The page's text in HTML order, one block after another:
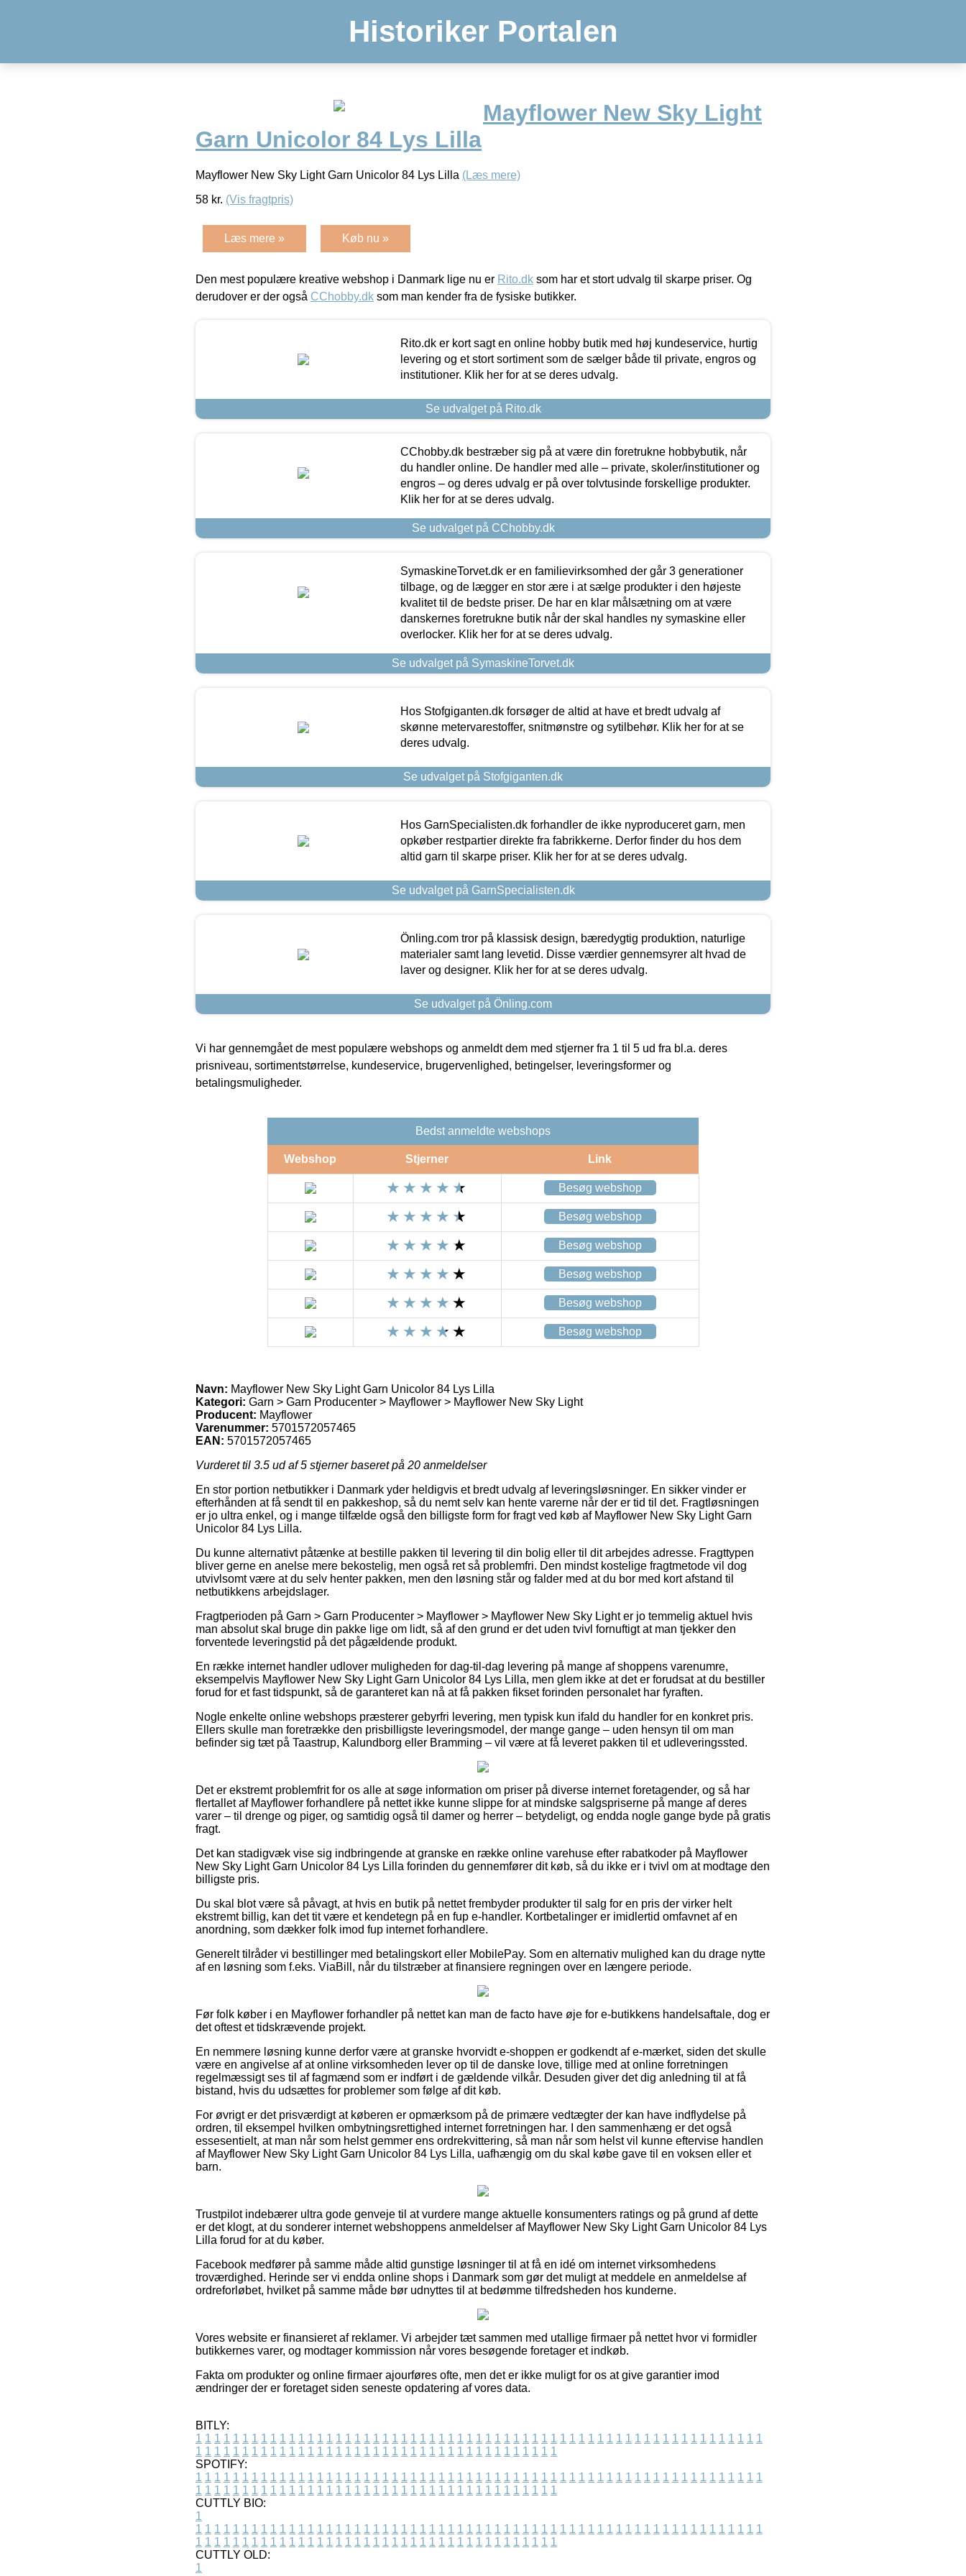
Historiker Portalen
Mayflower New Sky Light
Garn Unicolor 84 Lys Lilla
Mayflower New Sky Light Garn Unicolor 84 Lys Lilla (Læs mere)
58 kr. (Vis fragtpris)
Læs mere » Køb nu »
Den mest populære kreative webshop i Danmark lige nu er Rito.dk som har et stort udvalg til skarpe priser. Og
derudover er der også CChobby.dk som man kender fra de fysiske butikker.
Rito.dk er kort sagt en online hobby butik med høj kundeservice, hurtig
levering og et stort sortiment som de sælger både til private, engros og
institutioner. Klik her for at se deres udvalg.
Se udvalget på Rito.dk
CChobby.dk bestræber sig på at være din foretrukne hobbybutik, når
du handler online. De handler med alle – private, skoler/institutioner og
engros – og deres udvalg er på over tolvtusinde forskellige produkter.
Klik her for at se deres udvalg.
Se udvalget på CChobby.dk
SymaskineTorvet.dk er en familievirksomhed der går 3 generationer
tilbage, og de lægger en stor ære i at sælge produkter i den højeste
kvalitet til de bedste priser. De har en klar målsætning om at være
danskernes foretrukne butik når der skal handles ny symaskine eller
overlocker. Klik her for at se deres udvalg.
Se udvalget på SymaskineTorvet.dk
Hos Stofgiganten.dk forsøger de altid at have et bredt udvalg af
skønne metervarestoffer, snitmønstre og sytilbehør. Klik her for at se
deres udvalg.
Se udvalget på Stofgiganten.dk
Hos GarnSpecialisten.dk forhandler de ikke nyproduceret garn, men
opkøber restpartier direkte fra fabrikkerne. Derfor finder du hos dem
altid garn til skarpe priser. Klik her for at se deres udvalg.
Se udvalget på GarnSpecialisten.dk
Önling.com tror på klassisk design, bæredygtig produktion, naturlige
materialer samt lang levetid. Disse værdier gennemsyrer alt hvad de
laver og designer. Klik her for at se deres udvalg.
Se udvalget på Önling.com
Vi har gennemgået de mest populære webshops og anmeldt dem med stjerner fra 1 til 5 ud fra bl.a. deres
prisniveau, sortimentstørrelse, kundeservice, brugervenlighed, betingelser, leveringsformer og
betalingsmuligheder.
Bedst anmeldte webshops
Webshop Stjerner Link
Besøg webshop
Besøg webshop
Besøg webshop
Besøg webshop
Besøg webshop
Besøg webshop
Navn: Mayflower New Sky Light Garn Unicolor 84 Lys Lilla
Kategori: Garn > Garn Producenter > Mayflower > Mayflower New Sky Light
Producent: Mayflower
Varenummer: 5701572057465
EAN: 5701572057465
Vurderet til 3.5 ud af 5 stjerner baseret på 20 anmeldelser
En stor portion netbutikker i Danmark yder heldigvis et bredt udvalg af leveringsløsninger. En sikker vinder er
efterhånden at få sendt til en pakkeshop, så du nemt selv kan hente varerne når der er tid til det. Fragtløsningen
er jo ultra enkel, og i mange tilfælde også den billigste form for fragt ved køb af Mayflower New Sky Light Garn
Unicolor 84 Lys Lilla.
Du kunne alternativt påtænke at bestille pakken til levering til din bolig eller til dit arbejdes adresse. Fragttypen
bliver gerne en anelse mere bekostelig, men også ret så problemfri. Den mindst kostelige fragtmetode vil dog
utvivlsomt være at du selv henter pakken, men den løsning står og falder med at du bor med kort afstand til
netbutikkens arbejdslager.
Fragtperioden på Garn > Garn Producenter > Mayflower > Mayflower New Sky Light er jo temmelig aktuel hvis
man absolut skal bruge din pakke lige om lidt, så af den grund er det uden tvivl fornuftigt at man tjekker den
forventede leveringstid på det pågældende produkt.
En række internet handler udlover muligheden for dag-til-dag levering på mange af shoppens varenumre,
eksempelvis Mayflower New Sky Light Garn Unicolor 84 Lys Lilla, men glem ikke at det er forudsat at du bestiller
forud for et fast tidspunkt, så de garanteret kan nå at få pakken fikset forinden personalet har fyraften.
Nogle enkelte online webshops præsterer gebyrfri levering, men typisk kun ifald du handler for en konkret pris.
Ellers skulle man foretrække den prisbilligste leveringsmodel, der mange gange – uden hensyn til om man
befinder sig tæt på Taastrup, Kalundborg eller Bramming – vil være at få leveret pakken til et udleveringssted.
Det er ekstremt problemfrit for os alle at søge information om priser på diverse internet foretagender, og så har
flertallet af Mayflower forhandlere på nettet ikke kunne slippe for at mindske salgspriserne på mange af deres
varer – til drenge og piger, og samtidig også til damer og herrer – betydeligt, og endda nogle gange byde på gratis
fragt.
Det kan stadigvæk vise sig indbringende at granske en række online varehuse efter rabatkoder på Mayflower
New Sky Light Garn Unicolor 84 Lys Lilla forinden du gennemfører dit køb, så du ikke er i tvivl om at modtage den
billigste pris.
Du skal blot være så påvagt, at hvis en butik på nettet frembyder produkter til salg for en pris der virker helt
ekstremt billig, kan det tit være et kendetegn på en fup e-handler. Kortbetalinger er imidlertid omfavnet af en
anordning, som dækker folk imod fup internet forhandlere.
Generelt tilråder vi bestillinger med betalingskort eller MobilePay. Som en alternativ mulighed kan du drage nytte
af en løsning som f.eks. ViaBill, når du tilstræber at finansiere regningen over en længere periode.
Før folk køber i en Mayflower forhandler på nettet kan man de facto have øje for e-butikkens handelsaftale, dog er
det oftest et tidskrævende projekt.
En nemmere løsning kunne derfor være at granske hvorvidt e-shoppen er godkendt af e-mærket, siden det skulle
være en angivelse af at online virksomheden lever op til de danske love, tillige med at online forretningen
regelmæssigt ses til af fagmænd som er indført i de gældende vilkår. Desuden giver det dig anledning til at få
bistand, hvis du udsættes for problemer som følge af dit køb.
For øvrigt er det prisværdigt at køberen er opmærksom på de primære vedtægter der kan have indflydelse på
ordren, til eksempel hvilken ombytningsrettighed internet forretningen har. I den sammenhæng er det også
essesentielt, at man når som helst gemmer ens ordrekvittering, så man når som helst vil kunne eftervise handlen
af Mayflower New Sky Light Garn Unicolor 84 Lys Lilla, uafhængig om du skal købe gave til en voksen eller et
barn.
Trustpilot indebærer ultra gode genveje til at vurdere mange aktuelle konsumenters ratings og på grund af dette
er det klogt, at du sonderer internet webshoppens anmeldelser af Mayflower New Sky Light Garn Unicolor 84 Lys
Lilla forud for at du køber.
Facebook medfører på samme måde altid gunstige løsninger til at få en idé om internet virksomhedens
troværdighed. Herinde ser vi endda online shops i Danmark som gør det muligt at meddele en anmeldelse af
ordreforløbet, hvilket på samme måde bør udnyttes til at bedømme tilfredsheden hos kunderne.
Vores website er finansieret af reklamer. Vi arbejder tæt sammen med utallige firmaer på nettet hvor vi formidler
butikkernes varer, og modtager kommission når vores besøgende foretager et indkøb.
Fakta om produkter og online firmaer ajourføres ofte, men det er ikke muligt for os at give garantier imod
ændringer der er foretaget siden seneste opdatering af vores data.
BITLY:
1 1 1 1 1 1 1 1 1 1 1 1 1 1 1 1 1 1 1 1 1 1 1 1 1 1 1 1 1 1 1 1 1 1 1 1 1 1 1 1 1 1 1 1 1 1 1 1 1 1 1 1 1 1 1 1 1 1 1 1 1
1 1 1 1 1 1 1 1 1 1 1 1 1 1 1 1 1 1 1 1 1 1 1 1 1 1 1 1 1 1 1 1 1 1 1 1 1 1 1
SPOTIFY:
1 1 1 1 1 1 1 1 1 1 1 1 1 1 1 1 1 1 1 1 1 1 1 1 1 1 1 1 1 1 1 1 1 1 1 1 1 1 1 1 1 1 1 1 1 1 1 1 1 1 1 1 1 1 1 1 1 1 1 1 1
1 1 1 1 1 1 1 1 1 1 1 1 1 1 1 1 1 1 1 1 1 1 1 1 1 1 1 1 1 1 1 1 1 1 1 1 1 1 1
CUTTLY BIO:
1
1 1 1 1 1 1 1 1 1 1 1 1 1 1 1 1 1 1 1 1 1 1 1 1 1 1 1 1 1 1 1 1 1 1 1 1 1 1 1 1 1 1 1 1 1 1 1 1 1 1 1 1 1 1 1 1 1 1 1 1 1
1 1 1 1 1 1 1 1 1 1 1 1 1 1 1 1 1 1 1 1 1 1 1 1 1 1 1 1 1 1 1 1 1 1 1 1 1 1 1
CUTTLY OLD:
1